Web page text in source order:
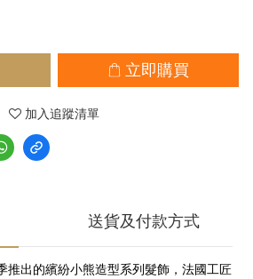
立即購買
加入追蹤清單
送貨及付款方式
出的繽紛小熊造型系列髮飾，法國工匠